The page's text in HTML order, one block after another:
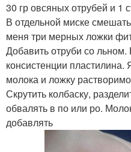
30 гр овсяных отрубей и 1
В отдельной миске
меня три мерных ложки
Добавить отруби со
консистенции
молока и ложку
Скрутить колбаску,
обвалять в по или ро.
добавлять